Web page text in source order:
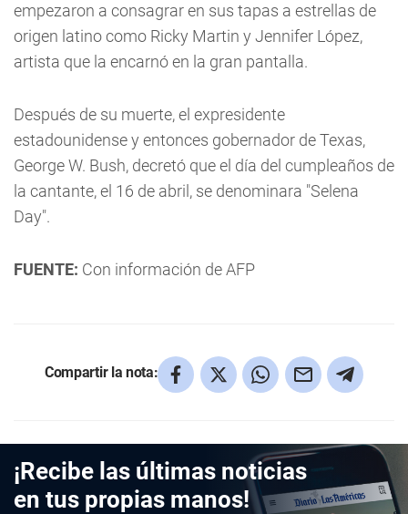
empezaron a consagrar en sus tapas a estrellas de
origen latino como Ricky Martin y Jennifer López,
artista que la encarnó en la gran pantalla.
Después de su muerte, el expresidente
estadounidense y entonces gobernador de Texas,
George W. Bush, decretó que el día del cumpleaños de
la cantante, el 16 de abril, se denominara "Selena
Day".
FUENTE: Con información de AFP
Compartir la nota:
¡Recibe las últimas noticias
en tus propias manos!